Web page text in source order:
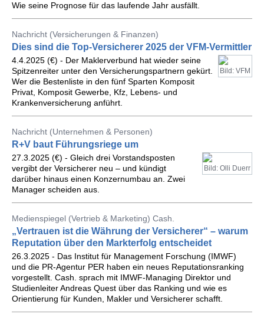
Wie seine Prognose für das laufende Jahr ausfällt.
Nachricht (Versicherungen & Finanzen)
Dies sind die Top-Versicherer 2025 der VFM-Vermittler
Bild: VFM
4.4.2025 (€) - Der Maklerverbund hat wieder seine
Spitzenreiter unter den Versicherungspartnern gekürt.
Wer die Bestenliste in den fünf Sparten Komposit
Privat, Komposit Gewerbe, Kfz, Lebens- und
Krankenversicherung anführt.
Nachricht (Unternehmen & Personen)
R+V baut Führungsriege um
Bild: Olli Duerr
27.3.2025 (€) - Gleich drei Vorstandsposten
vergibt der Versicherer neu – und kündigt
darüber hinaus einen Konzernumbau an. Zwei
Manager scheiden aus.
Medienspiegel (Vertrieb & Marketing) Cash.
„Vertrauen ist die Währung der Versicherer“ – warum
Reputation über den Markterfolg entscheidet
26.3.2025 - Das Institut für Management Forschung (IMWF)
und die PR-Agentur PER haben ein neues Reputationsranking
vorgestellt. Cash. sprach mit IMWF-Managing Direktor und
Studienleiter Andreas Quest über das Ranking und wie es
Orientierung für Kunden, Makler und Versicherer schafft.